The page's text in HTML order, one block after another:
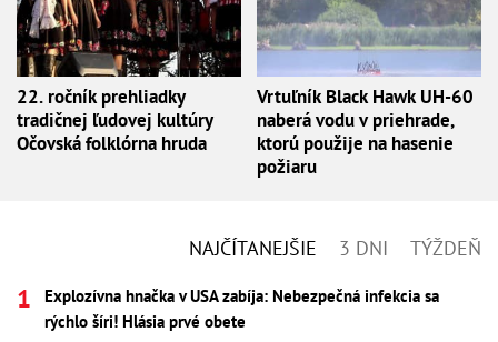
22. ročník prehliadky
tradičnej ľudovej kultúry
Očovská folklórna hruda
Vrtuľník Black Hawk UH-60
naberá vodu v priehrade,
ktorú použije na hasenie
požiaru
NAJČÍTANEJŠIE 3 DNI TÝŽDEŇ
Explozívna hnačka v USA zabíja: Nebezpečná infekcia sa
rýchlo šíri! Hlásia prvé obete